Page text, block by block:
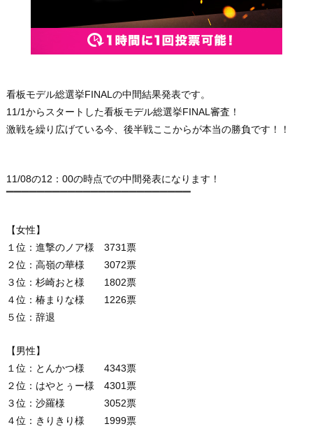
看板モデル総選挙FINALの中間結果発表です。
11/1からスタートした看板モデル総選挙FINAL審査！
激戦を繰り広げている今、後半戦ここからが本当の勝負です！！
11/08の12：00の時点での中間発表になります！
▔▔▔▔▔▔▔▔▔▔▔▔▔▔▔▔▔▔▔▔▔▔▔▔
【女性】
１位：進撃のノア様 3731票
２位：高嶺の華様 3072票
３位：杉崎おと様 1802票
４位：椿まりな様 1226票
５位：辞退
【男性】
１位：とんかつ様 4343票
２位：はやとぅー様 4301票
３位：沙羅様 3052票
４位：きりきり様 1999票